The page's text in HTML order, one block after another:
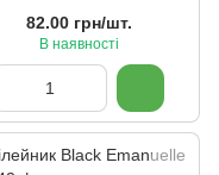
82.00 грн/шт.
В наявності